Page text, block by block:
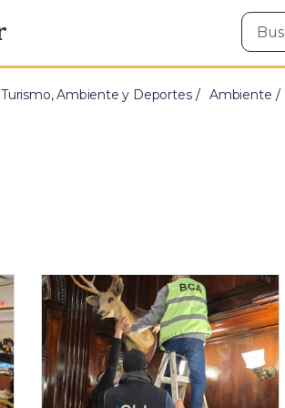
Buscar
en
Turismo, Ambiente y Deportes Ambiente